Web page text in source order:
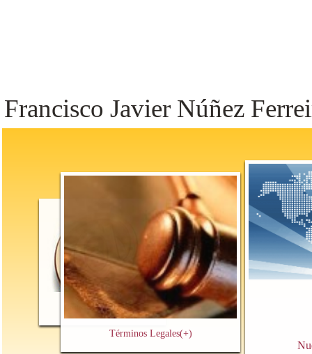
Francisco Javier Núñez
Contacto y Cita Previa(+)
Términos Legales(+)